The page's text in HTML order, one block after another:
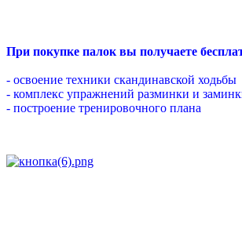
При покупке палок вы получаете
- освоение техники скандинавской ходьбы
- комплекс упражнений разминки и
- построение тренировочного плана